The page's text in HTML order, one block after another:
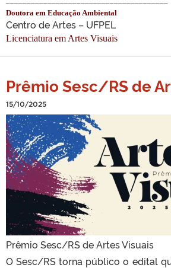
Doutora em Educação Ambiental
Centro de Artes – UFPEL
Licenciatura em Artes Visuais
Prêmio Sesc/RS de
15/10/2025
Prêmio Sesc/RS de Artes Visuais
O Sesc/RS torna público o edital